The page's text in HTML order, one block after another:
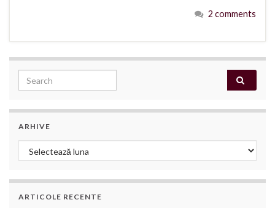
2 comments
Search for:
ARHIVE
Arhive
ARTICOLE RECENTE